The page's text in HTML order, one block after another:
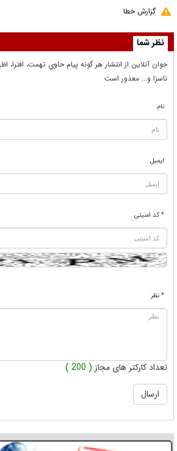
گزارش خطا
نظر شما
جوان آنلاين از انتشار هر گونه پيام حاوي تهمت، افترا،
ناسزا و... معذور است
نام
ایمیل
* کد امنیتی
* نظر
تعداد کارکتر های مجاز ( 200 )